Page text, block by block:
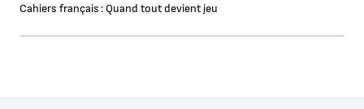
Cahiers français : Quand tout devient jeu